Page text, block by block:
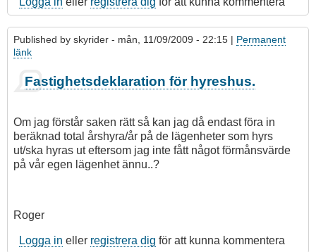
Published by skyrider - mån, 11/09/2009 - 22:15 | Permanent
länk
Som
svar
Fastighetsdeklaration
för
hyreshus.
av
Fastighetsdeklaration för hyreshus.
Om jag förstår saken rätt så kan jag då endast föra in
beräknad total årshyra/år på de lägenheter som hyrs
ut/ska hyras ut eftersom jag inte fått något förmånsvärde
på vår egen lägenhet ännu..?
Roger
Logga in eller registrera dig för att kunna kommentera